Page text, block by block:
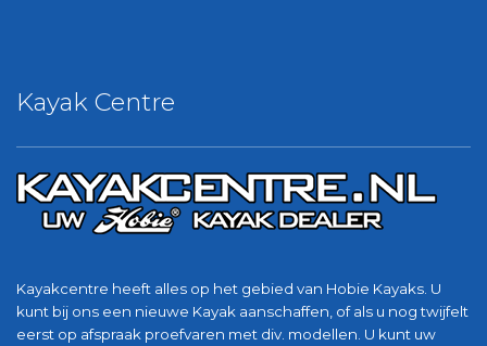
Kayak Centre
Kayakcentre heeft alles op het gebied van Hobie Kayaks. U
kunt bij ons een nieuwe Kayak aanschaffen, of als u nog twijfelt
eerst op afspraak proefvaren met div. modellen. U kunt uw